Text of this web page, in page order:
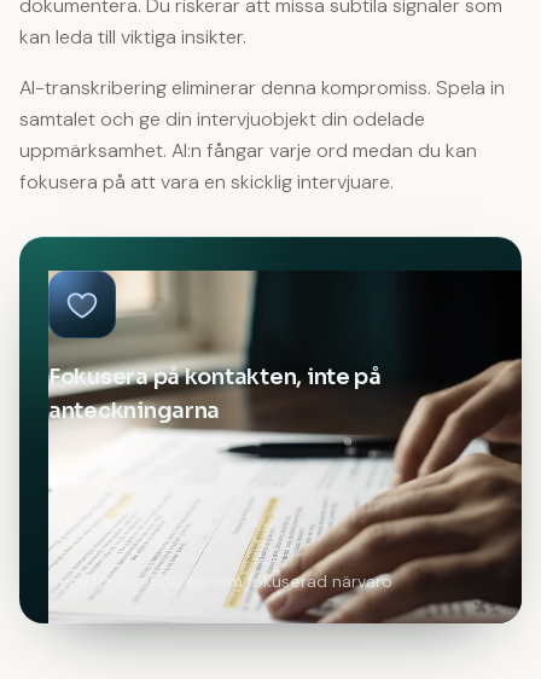
dokumentera. Du riskerar att missa subtila signaler som
kan leda till viktiga insikter.
AI-transkribering eliminerar denna kompromiss. Spela in
samtalet och ge din intervjuobjekt din odelade
uppmärksamhet. AI:n fångar varje ord medan du kan
fokusera på att vara en skicklig intervjuare.
Fokusera på kontakten, inte på
anteckningarna
Bygg förtroende genom fokuserad närvaro